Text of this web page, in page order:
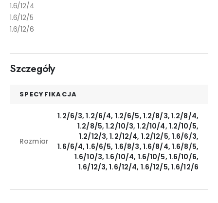
1.6/12/4
1.6/12/5
1.6/12/6
Szczegóły
SPECYFIKACJA
Rozmiar
1.2/6/3, 1.2/6/4, 1.2/6/5, 1.2/8/3, 1.2/8/4,
1.2/8/5, 1.2/10/3, 1.2/10/4, 1.2/10/5,
1.2/12/3, 1.2/12/4, 1.2/12/5, 1.6/6/3,
1.6/6/4, 1.6/6/5, 1.6/8/3, 1.6/8/4, 1.6/8/5,
1.6/10/3, 1.6/10/4, 1.6/10/5, 1.6/10/6,
1.6/12/3, 1.6/12/4, 1.6/12/5, 1.6/12/6